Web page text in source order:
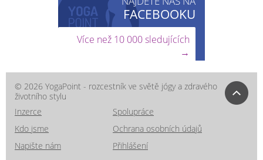
FACEBOOKU
Více než 10 000 sledujících
→
© 2026 YogaPoint - rozcestník ve světě jógy a zdravého
životního stylu
Inzerce
Spolupráce
Kdo jsme
Ochrana osobních údajů
Napište nám
Přihlášení